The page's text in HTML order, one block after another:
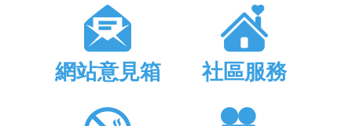
網站意見箱 社區服務